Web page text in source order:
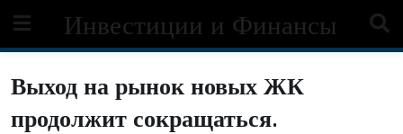
content
Инвестиции и Финансы
Выход на рынок новых ЖК
продолжит сокращаться.